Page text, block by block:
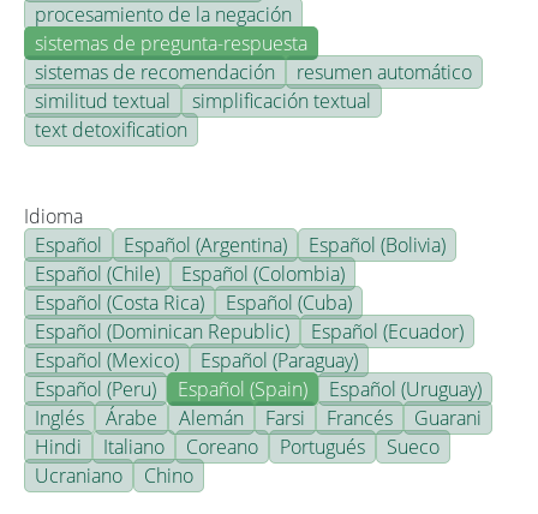
procesamiento de la negación
sistemas de pregunta-respuesta
sistemas de recomendación
resumen automático
similitud textual
simplificación textual
text detoxification
Idioma
Español
Español (Argentina)
Español (Bolivia)
Español (Chile)
Español (Colombia)
Español (Costa Rica)
Español (Cuba)
Español (Dominican Republic)
Español (Ecuador)
Español (Mexico)
Español (Paraguay)
Español (Peru)
Español (Spain)
Español (Uruguay)
Inglés
Árabe Alemán Farsi Francés
Guarani
Hindi
Italiano Coreano Portugués
Sueco
Ucraniano
Chino